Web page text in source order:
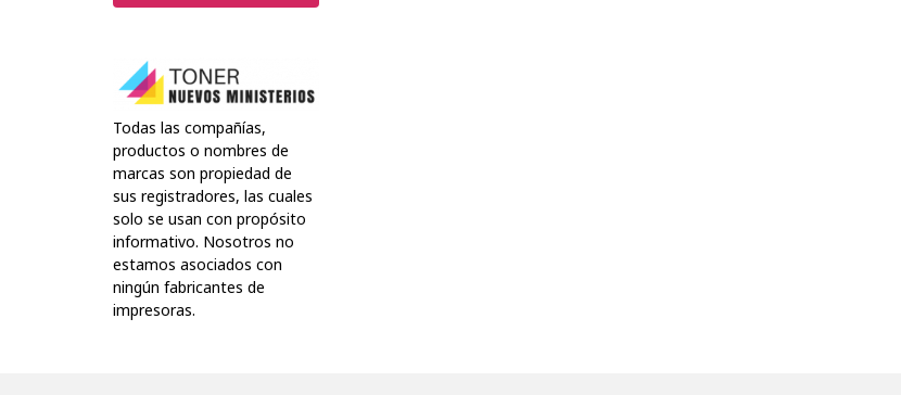
Todas las compañías,
productos o nombres de
marcas son propiedad de
sus registradores, las cuales
solo se usan con propósito
informativo. Nosotros no
estamos asociados con
ningún fabricantes de
impresoras.